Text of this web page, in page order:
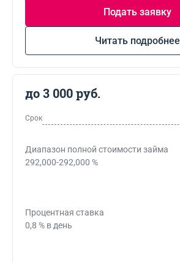
Подать заявку
Читать подробнее
до 3 000 руб.
Срок
Диапазон полной стоимости займа
292,000-292,000 %
Процентная ставка
0,8 % в день